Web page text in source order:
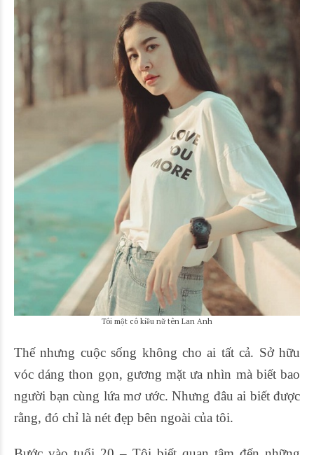
Tôi một cô kiều nữ tên Lan Anh
Thế nhưng cuộc sống không cho ai tất cả. Sở hữu
vóc dáng thon gọn, gương mặt ưa nhìn mà biết bao
người bạn cùng lứa mơ ước. Nhưng đâu ai biết được
rằng, đó chỉ là nét đẹp bên ngoài của tôi.